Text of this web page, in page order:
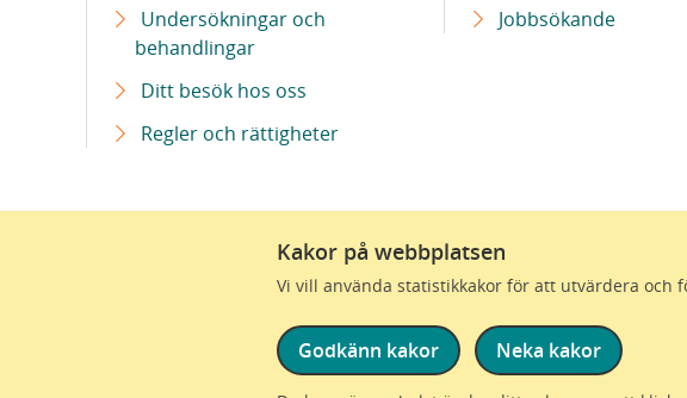
Kakor på webbplatsen
Vi vill använda statistikkakor för att utvärdera och
Godkänn kakor Neka kakor
Undersökningar och
behandlingar
Ditt besök hos oss
Regler och rättigheter
Jobbsökande
Vi är en del av Region Skåne